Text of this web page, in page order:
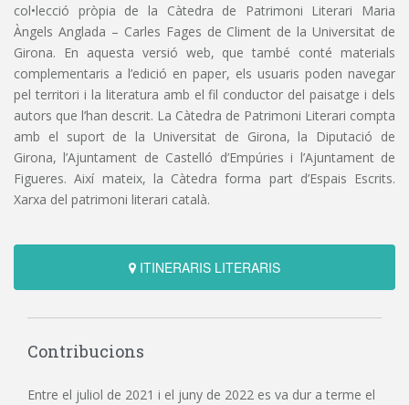
col•lecció pròpia de la Càtedra de Patrimoni Literari Maria
Àngels Anglada – Carles Fages de Climent de la Universitat de
Girona. En aquesta versió web, que també conté materials
complementaris a l’edició en paper, els usuaris poden navegar
pel territori i la literatura amb el fil conductor del paisatge i dels
autors que l’han descrit. La Càtedra de Patrimoni Literari compta
amb el suport de la Universitat de Girona, la Diputació de
Girona, l’Ajuntament de Castelló d’Empúries i l’Ajuntament de
Figueres. Així mateix, la Càtedra forma part d’Espais Escrits.
Xarxa del patrimoni literari català.
ITINERARIS LITERARIS
Contribucions
Entre el juliol de 2021 i el juny de 2022 es va dur a terme el